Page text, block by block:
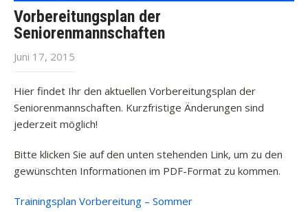
Vorbereitungsplan der
Seniorenmannschaften
Juni 17, 2015
Hier findet Ihr den aktuellen Vorbereitungsplan der
Seniorenmannschaften. Kurzfristige Änderungen sind
jederzeit möglich!
Bitte klicken Sie auf den unten stehenden Link, um zu den
gewünschten Informationen im PDF-Format zu kommen.
Trainingsplan Vorbereitung – Sommer